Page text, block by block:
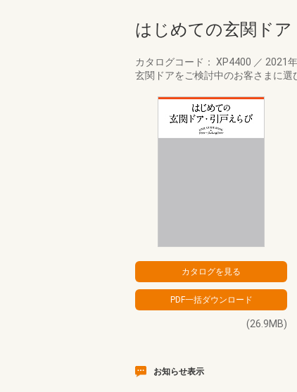
はじめての玄関ド
カタログコード： XP4400 ／ 2021
玄関ドアをご検討中のお客さまに選
(26.9MB)
お知らせ表示